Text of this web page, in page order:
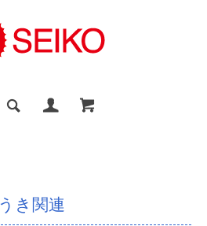
うき関連